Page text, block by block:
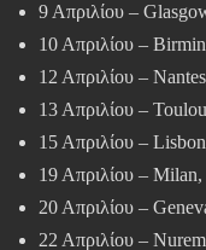
9 Απριλίου –
10 Απριλίου –
12 Απριλίου –
13 Απριλίου –
15 Απριλίου –
19 Απριλίου –
20 Απριλίου –
22 Απριλίου –